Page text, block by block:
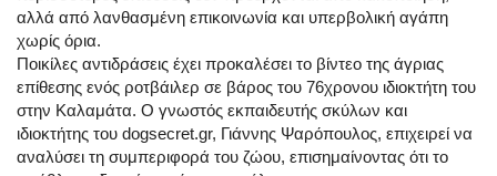
αλλά από λανθασμένη επικοινωνία και υπερβολική αγάπη
χωρίς όρια.
Ποικίλες αντιδράσεις έχει προκαλέσει το βίντεο της άγριας
επίθεσης ενός ροτβάιλερ σε βάρος του 76χρονου ιδιοκτήτη του
στην Καλαμάτα. Ο γνωστός εκπαιδευτής σκύλων και
ιδιοκτήτης του dogsecret.gr, Γιάννης Ψαρόπουλος, επιχειρεί να
αναλύσει τη συμπεριφορά του ζώου, επισημαίνοντας ότι το